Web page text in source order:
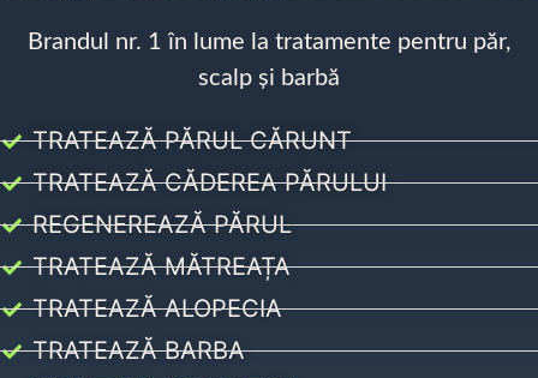
Brandul nr. 1 în lume la tratamente pentru păr,
scalp și barbă
TRATEAZĂ PĂRUL CĂRUNT
TRATEAZĂ CĂDEREA PĂRULUI
REGENEREAZĂ PĂRUL
TRATEAZĂ MĂTREAȚA
TRATEAZĂ ALOPECIA
TRATEAZĂ BARBA